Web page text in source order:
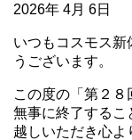
2026年 4月 6日
いつもコスモス新
うございます。
この度の「第２
無事に終了するこ
越しいただき心よ